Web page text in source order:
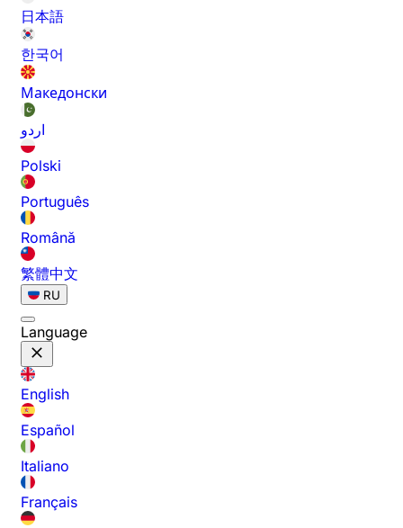
日本語
한국어
Македонски
اردو
Polski
Português
Română
繁體中文
RU
Language
English
Español
Italiano
Français